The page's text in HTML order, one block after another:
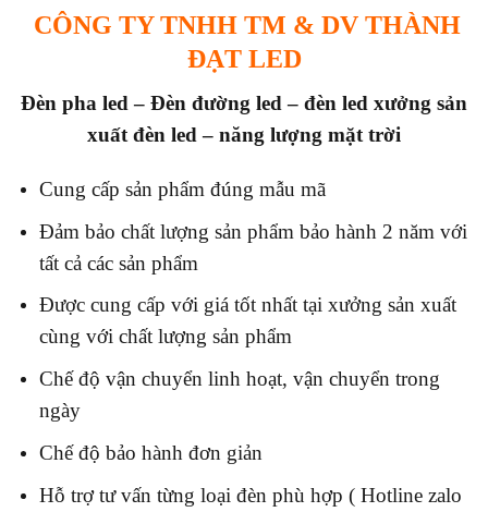
CÔNG TY TNHH TM & DV THÀNH
ĐẠT LED
Đèn pha led – Đèn đường led – đèn led xưởng sản
xuất đèn led – năng lượng mặt trời
Cung cấp sản phẩm đúng mẫu mã
Đảm bảo chất lượng sản phẩm bảo hành 2 năm với
tất cả các sản phẩm
Được cung cấp với giá tốt nhất tại xưởng sản xuất
cùng với chất lượng sản phẩm
Chế độ vận chuyển linh hoạt, vận chuyển trong
ngày
Chế độ bảo hành đơn giản
Hỗ trợ tư vấn từng loại đèn phù hợp ( Hotline zalo